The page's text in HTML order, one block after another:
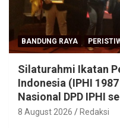
BANDUNG RAYA
Silaturahmi Ikatan
Indonesia (IPHI
Nasional DPD IPHI
8 August 2026 Redaksi